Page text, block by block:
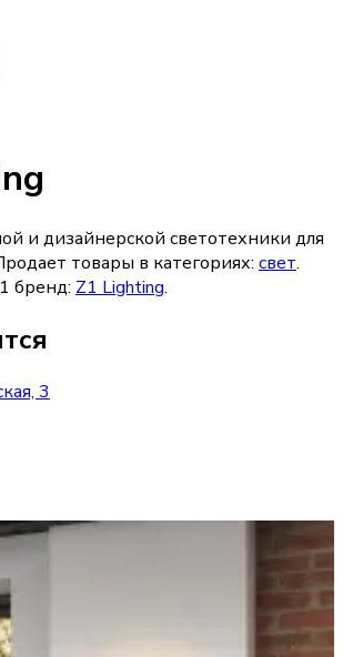
и дизайнерской светотехники для
товары в категориях: свет.
1 бренд: Z1 Lighting.
3